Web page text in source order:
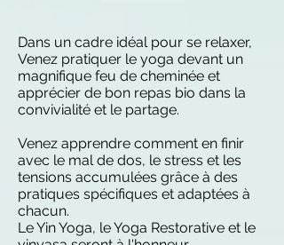
Dans un cadre idéal pour se relaxer,
Venez pratiquer le yoga devant un
magnifique feu de cheminée et
apprécier de bon repas bio dans la
convivialité et le partage.
Venez apprendre comment en finir
avec le mal de dos, le stress et les
tensions accumulées grâce à des
pratiques spécifiques et adaptées à
chacun.
Le Yin Yoga, le Yoga Restorative et le